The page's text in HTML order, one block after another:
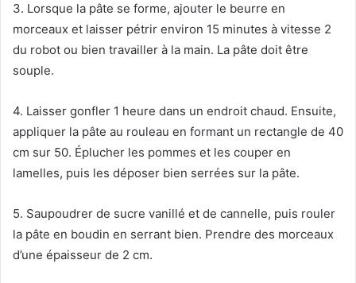
3. Lorsque la pâte se forme, ajouter le beurre en
morceaux et laisser pétrir environ 15 minutes à vitesse 2
du robot ou bien travailler à la main. La pâte doit être
souple.
4. Laisser gonfler 1 heure dans un endroit chaud. Ensuite,
appliquer la pâte au rouleau en formant un rectangle de 40
cm sur 50. Éplucher les pommes et les couper en
lamelles, puis les déposer bien serrées sur la pâte.
5. Saupoudrer de sucre vanillé et de cannelle, puis rouler
la pâte en boudin en serrant bien. Prendre des morceaux
d’une épaisseur de 2 cm.